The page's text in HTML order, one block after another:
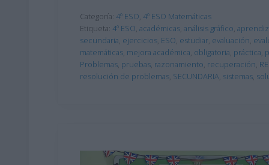
Categoría: 4º ESO, 4º ESO Matemáticas
Etiqueta: 4º ESO, académicas, análisis gráfico,
secundaria, ejercicios, ESO, estudiar, evaluación,
matemáticas, mejora académica, obligatoria, práctica,
Problemas, pruebas, razonamiento, recuperación,
resolución de problemas, SECUNDARIA, sistemas,